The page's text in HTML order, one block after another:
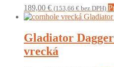
189,00 € (153,66 € bez DPH)
Gladiator
vrecká